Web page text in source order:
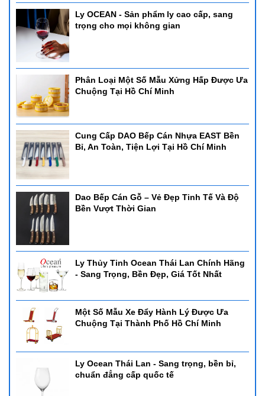
Ly OCEAN - Sản phẩm ly cao cấp, sang
trọng cho mọi không gian
Phân Loại Một Số Mẫu Xửng Hấp Được Ưa
Chuộng Tại Hồ Chí Minh
Cung Cấp DAO Bếp Cán Nhựa EAST Bền
Bỉ, An Toàn, Tiện Lợi Tại Hồ Chí Minh
Dao Bếp Cán Gỗ – Vẻ Đẹp Tinh Tế Và Độ
Bền Vượt Thời Gian
Ly Thủy Tinh Ocean Thái Lan Chính Hãng
- Sang Trọng, Bền Đẹp, Giá Tốt Nhất
Một Số Mẫu Xe Đẩy Hành Lý Được Ưa
Chuộng Tại Thành Phố Hồ Chí Minh
Ly Ocean Thái Lan - Sang trọng, bền bỉ,
chuẩn đẳng cấp quốc tế